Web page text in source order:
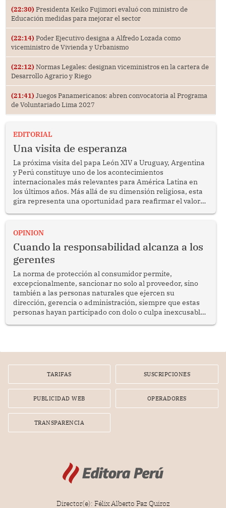
(22:30) Presidenta Keiko Fujimori evaluó con ministro de
Educación medidas para mejorar el sector
(22:14) Poder Ejecutivo designa a Alfredo Lozada como
viceministro de Vivienda y Urbanismo
(22:12) Normas Legales: designan viceministros en la cartera de
Desarrollo Agrario y Riego
(21:41) Juegos Panamericanos: abren convocatoria al Programa
de Voluntariado Lima 2027
EDITORIAL
Una visita de esperanza
La próxima visita del papa León XIV a Uruguay, Argentina
y Perú constituye uno de los acontecimientos
internacionales más relevantes para América Latina en
los últimos años. Más allá de su dimensión religiosa, esta
gira representa una oportunidad para reafirmar el valor
enfrenta desafíos en materia de desarrollo, cohesión
OPINION
Cuando la responsabilidad alcanza a los
gerentes
La norma de protección al consumidor permite,
excepcionalmente, sancionar no solo al proveedor, sino
también a las personas naturales que ejercen su
dirección, gerencia o administración, siempre que estas
personas hayan participado con dolo o culpa inexcusable
por la frustrada realización de un meet and greet con
TARIFAS SUSCRIPCIONES
PUBLICIDAD WEB OPERADORES
TRANSPARENCIA
Director(e): Félix Alberto Paz Quiroz